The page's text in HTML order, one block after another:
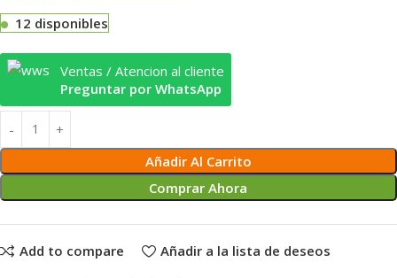
12 disponibles
Ventas / Atencion al cliente
Preguntar por WhatsApp
Añadir Al Carrito
Comprar Ahora
Add to compare Añadir a la lista de deseos